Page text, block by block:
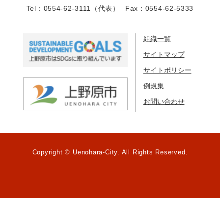
Tel：0554-62-3111（代表） Fax：0554-62-5333
組織一覧
サイトマップ
サイトポリシー
例規集
お問い合わせ
Copyright © Uenohara-City. All Rights Reserved.